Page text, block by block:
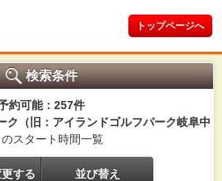
トップページへ
検索条件
約可能：257件
ク（旧：アイランドゴルフパーク岐阜中
のスタート時間一覧
する 並び替え